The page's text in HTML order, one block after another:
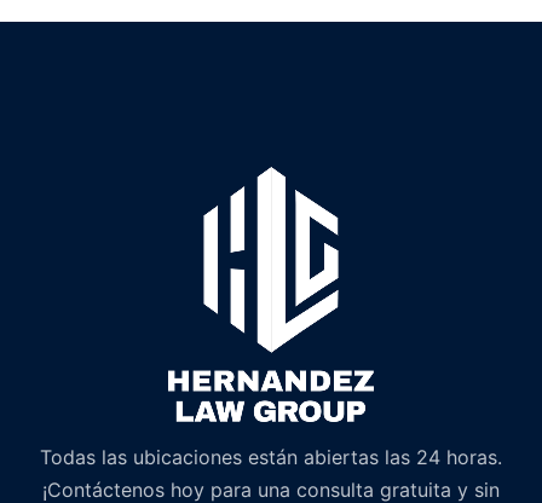
Todas las ubicaciones están abiertas las 24 horas.
¡Contáctenos hoy para una consulta gratuita y sin